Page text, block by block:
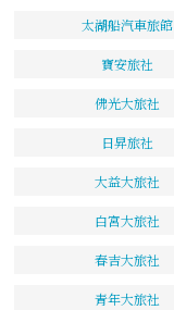
太湖船汽車旅館
寶安旅社
佛光大旅社
日昇旅社
大益大旅社
白宮大旅社
春吉大旅社
青年大旅社